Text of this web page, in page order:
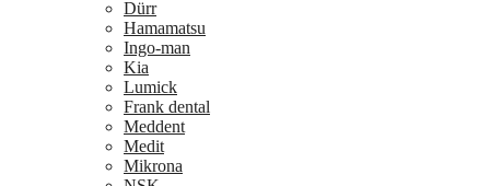
Dürr
Hamamatsu
Ingo-man
Kia
Lumick
Frank dental
Meddent
Medit
Mikrona